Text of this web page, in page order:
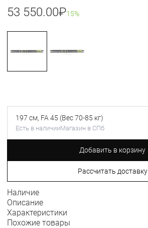
53 550.00₽15%
197 см, FA 45 (Вес 70-85 кг)
Есть в наличииМагазин в СПб
Добавить в корзину
Рассчитать доставку
Наличие
Описание
Характеристики
Похожие товары